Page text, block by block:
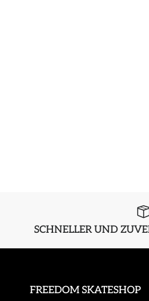
SCHNELLER UND
FREEDOM SKATESHOP